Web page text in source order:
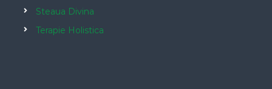
Steaua Divina
Terapie Holistica